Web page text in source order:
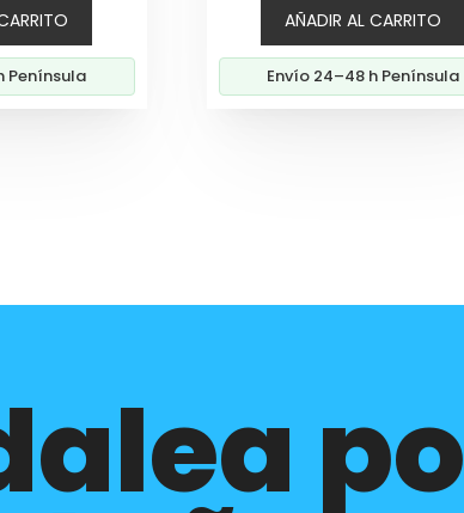
Península
AÑADIR AL CARRITO
Envío 24–48 h Península